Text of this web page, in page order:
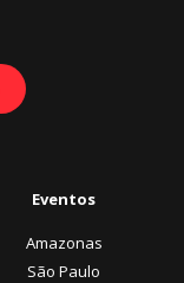
Eventos
Amazonas
São Paulo